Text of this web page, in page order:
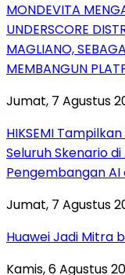
MONDEVITA
UNDERSCORE
MAGLIANO,
MEMBANGUN
Jumat, 7 Agustus
HIKSEMI
Seluruh Skenario
Pengembangan AI
Jumat, 7 Agustus
Huawei Jadi Mitra
Kamis, 6 Agustus